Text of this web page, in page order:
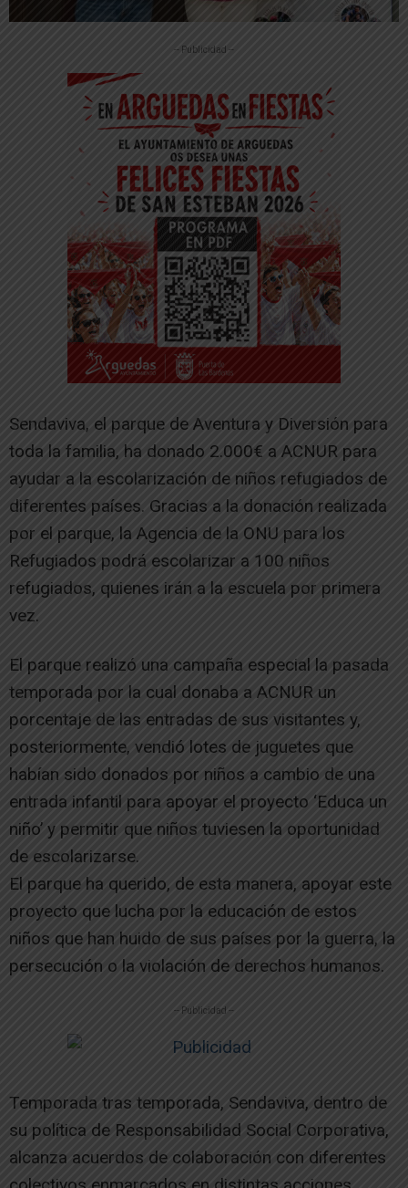
-- Publicidad --
Sendaviva, el parque de Aventura y Diversión para
toda la familia, ha donado 2.000€ a ACNUR para
ayudar a la escolarización de niños refugiados de
diferentes países. Gracias a la donación realizada
por el parque, la Agencia de la ONU para los
Refugiados podrá escolarizar a 100 niños
refugiados, quienes irán a la escuela por primera
vez.
El parque realizó una campaña especial la pasada
temporada por la cual donaba a ACNUR un
porcentaje de las entradas de sus visitantes y,
posteriormente, vendió lotes de juguetes que
habían sido donados por niños a cambio de una
entrada infantil para apoyar el proyecto ‘Educa un
niño’ y permitir que niños tuviesen la oportunidad
de escolarizarse.
El parque ha querido, de esta manera, apoyar este
proyecto que lucha por la educación de estos
niños que han huido de sus países por la guerra, la
persecución o la violación de derechos humanos.
-- Publicidad --
Temporada tras temporada, Sendaviva, dentro de
su política de Responsabilidad Social Corporativa,
alcanza acuerdos de colaboración con diferentes